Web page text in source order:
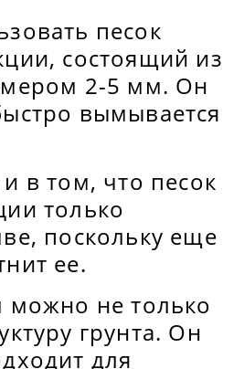
песок
состоящий из
2-5 мм. Он
вымывается
в том, что песок
только
поскольку еще
ее.
можно не только
грунта. Он
для